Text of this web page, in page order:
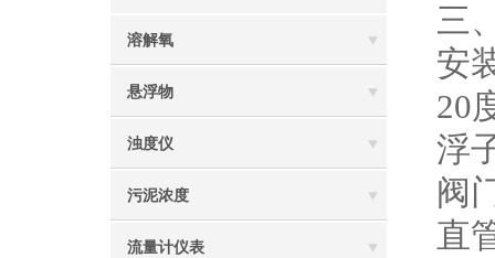
溶解氧
悬浮物
浊度仪
污泥浓度
流量计仪表
三
安
20
浮
阀
直